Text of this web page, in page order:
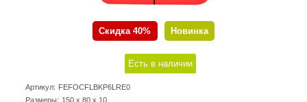
Скидка 40% Новинка
Есть в наличии
Артикул: FEFOCFLBKP6LRE0
Размеры: 150 x 80 x 10